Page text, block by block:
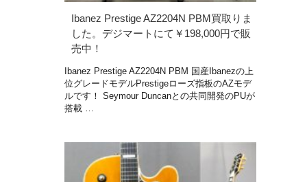
Ibanez Prestige AZ2204N PBM買取りま
した。デジマートにて￥198,000円で販
売中！
Ibanez Prestige AZ2204N PBM 国産Ibanezの上
位グレードモデルPrestigeローズ指板のAZモデ
ルです！ Seymour Duncanとの共同開発のPUが
搭載 …